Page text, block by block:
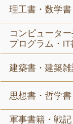
理工書・数学
コンピュータ
プログラム・IT
建築書・建築
思想書・哲学書
軍事書籍・戦記